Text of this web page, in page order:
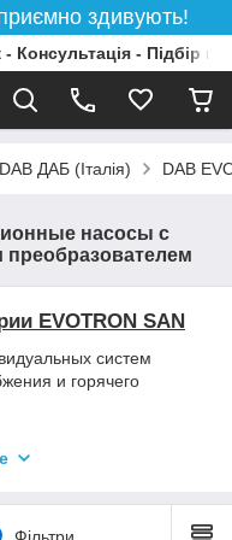
здивують!
- Підбір
ДАБ (Італія) DAB
насосы с
EVOTRON SAN
систем
и горячего
столба
- чистая, без твердых
Фільтри